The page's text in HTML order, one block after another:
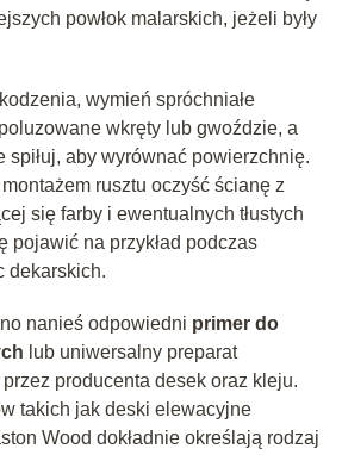
powłok malarskich, jeżeli były
wymień spróchniałe
wkręty lub gwoździe, a
spiłuj, aby wyrównać powierzchnię.
rusztu oczyść ścianę z
się farby i ewentualnych tłustych
pojawić na przykład podczas
dekarskich.
nanieś odpowiedni primer do
lub uniwersalny preparat
producenta desek oraz kleju.
takich jak deski elewacyjne
Wood dokładnie określają rodzaj